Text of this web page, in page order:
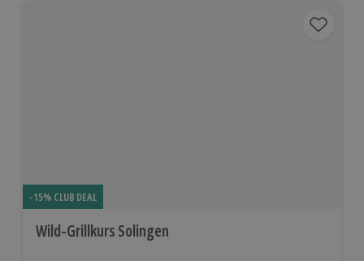
-15% CLUB DEAL
Wild-Grillkurs Solingen